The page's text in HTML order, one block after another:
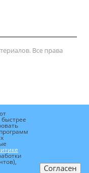
Все права
Согласен